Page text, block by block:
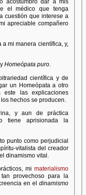
acostumbro dar a mis
el médico que tenga
cuestión que interese a
apreciable compañero
a mi manera científica, y,
Homeópata puro.
científica y de
un Homeópata a otro
las explicaciones
hechos se producen.
y aun de práctica
tiene aprisionada la
punto como perjudicial
vitalista del creador
dinamismo vital.
mimaterialismo
provechoso para la
en eldinamismo